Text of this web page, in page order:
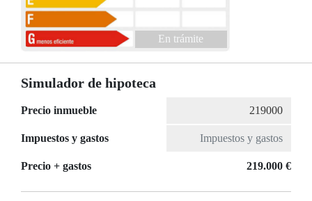
En trámite
Simulador de hipoteca
Precio inmueble
Impuestos y gastos
Precio + gastos 219.000 €